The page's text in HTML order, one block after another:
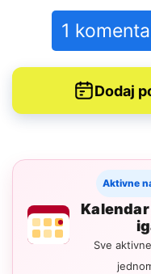
1
Dodaj
Aktivne
Sve